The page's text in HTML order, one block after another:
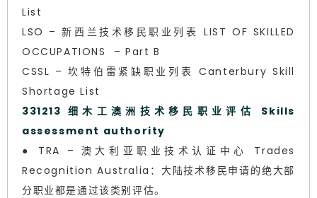
List
LSO – 新西兰技术移民职业列表 LIST OF SKILLED
OCCUPATIONS – Part B
CSSL – 坎特伯雷紧缺职业列表 Canterbury Skill
Shortage List
331213 细木工澳洲技术移民职业评估 Skills
assessment authority
● TRA – 澳大利亚职业技术认证中心 Trades
Recognition Australia：大陆技术移民申请的绝大部
分职业都是通过该类别评估。